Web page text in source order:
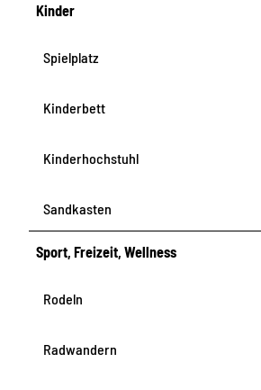
Kinder
Spielplatz
Kinderbett
Kinderhochstuhl
Sandkasten
Sport, Freizeit, Wellness
Rodeln
Radwandern